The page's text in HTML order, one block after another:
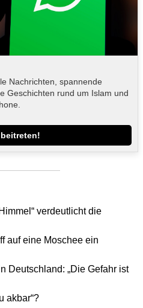
Nachrichten, spannende
Geschichten rund um Islam und
verdeutlicht die
auf eine Moschee ein
Deutschland: „Die Gefahr ist
akbar“?